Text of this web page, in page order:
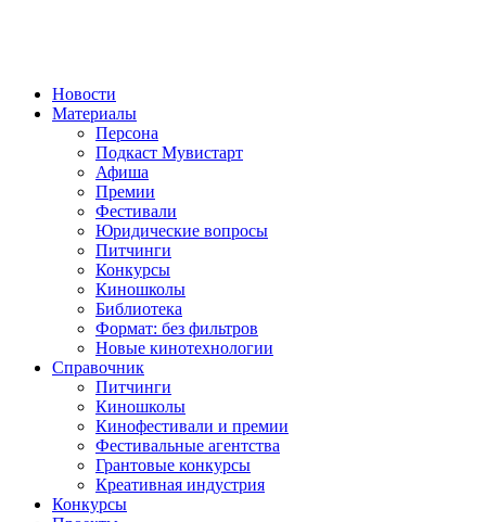
Новости
Материалы
Персона
Подкаст Мувистарт
Афиша
Премии
Фестивали
Юридические вопросы
Питчинги
Конкурсы
Киношколы
Библиотека
Формат: без фильтров
Новые кинотехнологии
Справочник
Питчинги
Киношколы
Кинофестивали и премии
Фестивальные агентства
Грантовые конкурсы
Креативная индустрия
Конкурсы